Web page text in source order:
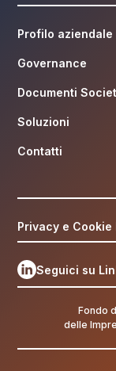
Profilo aziendale
Governance
Documenti
Soluzioni
Contatti
Privacy e Cookie
Seguici su
Fondo
delle